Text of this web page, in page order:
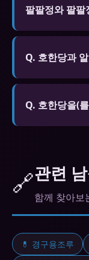
험을 높일 수
팔팔정와 팔팔
절대 안 됩니
부작용 위험이
Q. 호한당과
A. 알코올은
험을 높일 수
Q. 호한당을(
반드시 전문
🔗관련
함께 찾아보
💊 경구용조루